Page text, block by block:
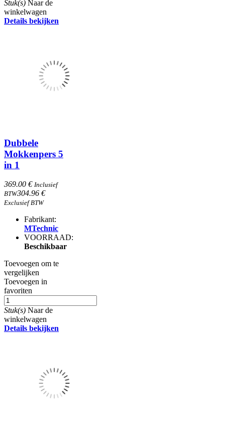
Stuk(s) Naar de
winkelwagen
Details bekijken
Dubbele
Mokkenpers 5
in 1
369.00 € Inclusief
BTW304.96 €
Exclusief BTW
Fabrikant:
MTechnic
VOORRAAD:
Beschikbaar
Toevoegen om te
vergelijken
Toevoegen in
favoriten
Stuk(s) Naar de
winkelwagen
Details bekijken